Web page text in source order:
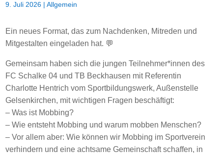
9. Juli 2026 |Allgemein
Ein neues Format, das zum Nachdenken, Mitreden und
Mitgestalten eingeladen hat. 💬
Gemeinsam haben sich die jungen Teilnehmer*innen des
FC Schalke 04 und TB Beckhausen mit Referentin
Charlotte Hentrich vom Sportbildungswerk, Außenstelle
Gelsenkirchen, mit wichtigen Fragen beschäftigt:
– Was ist Mobbing?
– Wie entsteht Mobbing und warum mobben Menschen?
– Vor allem aber: Wie können wir Mobbing im Sportverein
verhindern und eine achtsame Gemeinschaft schaffen, in